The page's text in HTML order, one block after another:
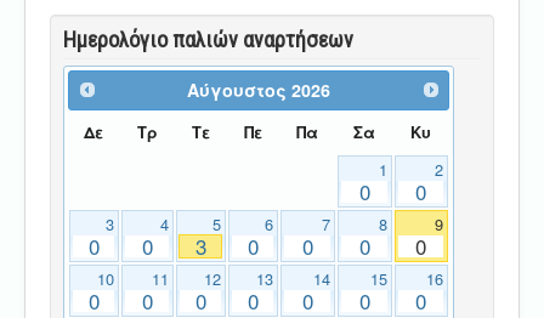
Ημερολόγιο παλιών αναρτήσεων
Αύγουστος 2026
Δε Τρ Τε Πε Πα Σα Κυ
1
0
2
0
3
0
4
0
5
3
6
0
7
0
8
0
9
0
10
0
11
0
12
0
13
0
14
0
15
0
16
0